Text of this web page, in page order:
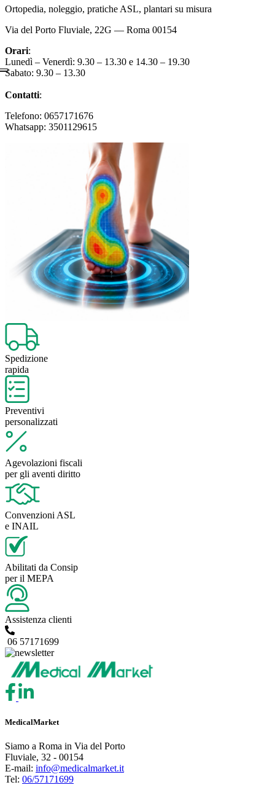
Ortopedia, noleggio, pratiche ASL, plantari su misura
Via del Porto Fluviale, 22G — Roma 00154
Orari:
Lunedì – Venerdì: 9.30 – 13.30 e 14.30 – 19.30
Sabato: 9.30 – 13.30
Contatti:
Telefono: 0657171676
Whatsapp: 3501129615
Spedizione
rapida
Preventivi
personalizzati
Agevolazioni fiscali
per gli aventi diritto
Convenzioni ASL
e INAIL
Abilitati da Consip
per il MEPA
Assistenza clienti
06 57171699
MedicalMarket
Siamo a Roma in Via del Porto
Fluviale, 32 - 00154
E-mail: info@medicalmarket.it
Tel: 06/57171699